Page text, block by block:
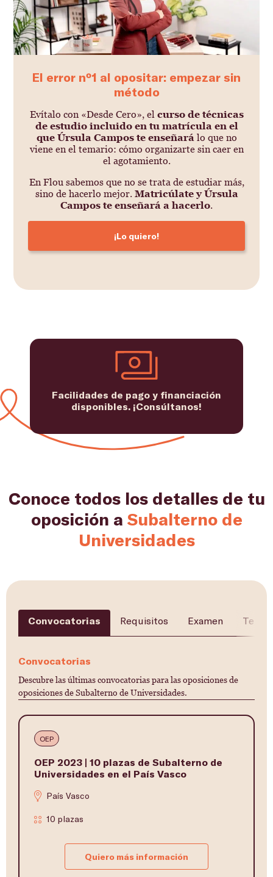
El error nº1 al opositar: empezar sin
método
Evítalo con «Desde Cero», el curso de técnicas
de estudio incluido en tu matrícula en el
que Úrsula Campos te enseñará lo que no
viene en el temario: cómo organizarte sin caer en
el agotamiento.
En Flou sabemos que no se trata de estudiar más,
sino de hacerlo mejor. Matricúlate y Úrsula
Campos te enseñará a hacerlo.
¡Lo quiero!
Facilidades de pago y financiación
disponibles. ¡Consúltanos!
Conoce todos los detalles de tu
oposición a Subalterno de
Universidades
Convocatorias Requisitos Examen
Convocatorias
Descubre las últimas convocatorias para las oposiciones de
oposiciones de Subalterno de Universidades.
OEP
OEP 2023 | 10 plazas de Subalterno de
Universidades en el País Vasco
País Vasco
10 plazas
Quiero más información